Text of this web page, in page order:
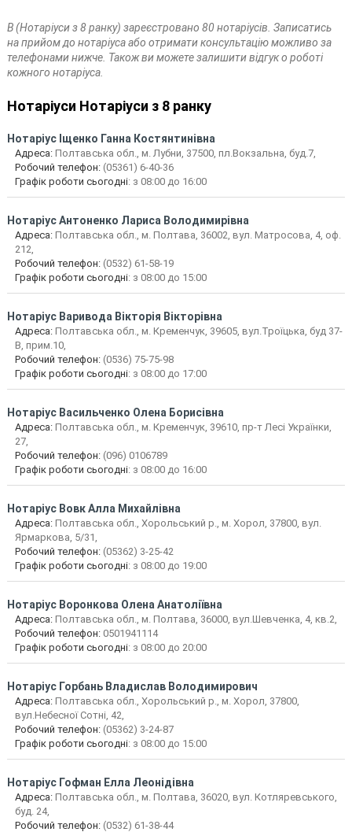
В (Нотаріуси з 8 ранку) зареєстровано 80 нотаріусів. Записатись
на прийом до нотаріуса або отримати консультацію можливо за
телефонами нижче. Також ви можете залишити відгук о роботі
кожного нотаріуса.
Нотаріуси Нотаріуси з 8 ранку
Нотаріус Іщенко Ганна Костянтинівна
Адреса:Полтавська обл., м. Лубни, 37500, пл.Вокзальна, буд.7,
Робочий телефон:(05361) 6-40-36
Графік роботи сьогодні: з 08:00 до 16:00
НотаріусАнтоненко Лариса Володимирівна
Адреса:Полтавська обл., м. Полтава, 36002, вул. Матросова, 4, оф.
212,
Робочий телефон:(0532) 61-58-19
Графік роботи сьогодні: з 08:00 до 15:00
Нотаріус Варивода Вікторія Вікторівна
Адреса:Полтавська обл., м. Кременчук, 39605, вул.Троїцька, буд 37-
В, прим.10,
Робочий телефон:(0536) 75-75-98
Графік роботи сьогодні: з 08:00 до 17:00
Нотаріус Васильченко Олена Борисівна
Адреса:Полтавська обл., м. Кременчук, 39610, пр-т Лесі Українки,
27,
Робочий телефон:(096) 0106789
Графік роботи сьогодні: з 08:00 до 16:00
Нотаріус Вовк Алла Михайлівна
Адреса:Полтавська обл., Хорольський р., м. Хорол, 37800, вул.
Ярмаркова, 5/31,
Робочий телефон:(05362) 3-25-42
Графік роботи сьогодні: з 08:00 до 19:00
Нотаріус Воронкова Олена Анатоліївна
Адреса:Полтавська обл., м. Полтава, 36000, вул.Шевченка, 4, кв.2,
Робочий телефон:0501941114
Графік роботи сьогодні: з 08:00 до 20:00
Нотаріус Горбань Владислав Володимирович
Адреса:Полтавська обл., Хорольський р., м. Хорол, 37800,
вул.Небесної Сотні, 42,
Робочий телефон:(05362) 3-24-87
Графік роботи сьогодні: з 08:00 до 15:00
Нотаріус Гофман Елла Леонідівна
Адреса:Полтавська обл., м. Полтава, 36020, вул. Котляревського,
буд. 24,
Робочий телефон:(0532) 61-38-44